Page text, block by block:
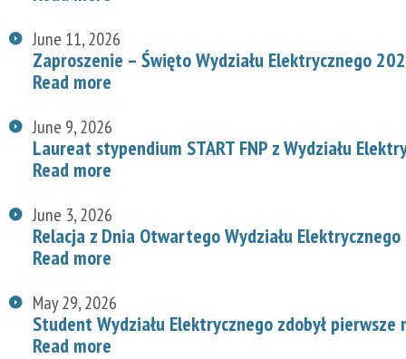
June 11, 2026
Zaproszenie – Święto Wydziału Elektrycznego
Read more
June 9, 2026
Laureat stypendium START FNP z Wydziału
Read more
June 3, 2026
Relacja z Dnia Otwartego Wydziału
Read more
May 29, 2026
Student Wydziału Elektrycznego zdobył
Read more